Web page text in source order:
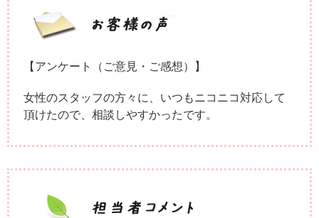
【アンケート（ご意見・ご感想）】
女性のスタッフの方々に、いつもニコニコ対応して
頂けたので、相談しやすかったです。